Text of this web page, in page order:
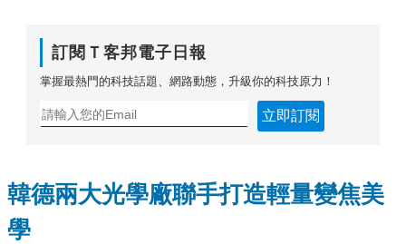
訂閱Ｔ客邦電子日報
掌握最熱門的科技話題、網路動態，升級你的科技原力！
立即訂閱
韓德兩大光學廠聯手打造輕量變焦美
學